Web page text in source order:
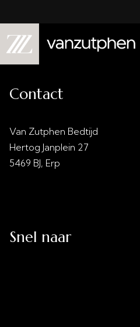
Contact
Van Zutphen Bedtijd
Hertog Janplein 27
5469 BJ, Erp
Snel naar